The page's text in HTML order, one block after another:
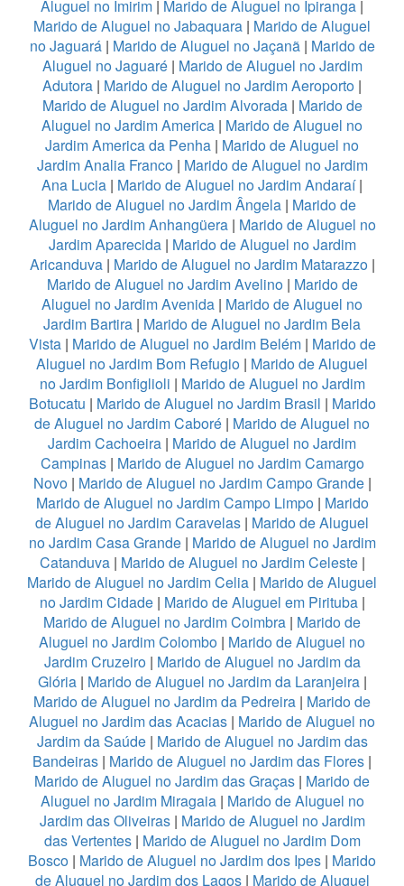
Aluguel no Imirim | Marido de Aluguel no Ipiranga |
Marido de Aluguel no Jabaquara | Marido de Aluguel
no Jaguará| Marido de Aluguel no Jaçanã| Marido de
Aluguel no Jaguaré| Marido de Aluguel no Jardim
Adutora | Marido de Aluguel no Jardim Aeroporto |
Marido de Aluguel no Jardim Alvorada| Marido de
Aluguel no Jardim America | Marido de Aluguel no
Jardim America da Penha | Marido de Aluguel no
Jardim Analia Franco| Marido de Aluguel no Jardim
Ana Lucia | Marido de Aluguel no Jardim Andaraí|
Marido de Aluguel no Jardim Ângela | Marido de
Aluguel no Jardim Anhangüera| Marido de Aluguel no
Jardim Aparecida| Marido de Aluguel no Jardim
Aricanduva| Marido de Aluguel no Jardim Matarazzo|
Marido de Aluguel no Jardim Avelino| Marido de
Aluguel no Jardim Avenida | Marido de Aluguel no
Jardim Bartira | Marido de Aluguel no Jardim Bela
Vista| Marido de Aluguel no Jardim Belém| Marido de
Aluguel no Jardim Bom Refugio | Marido de Aluguel
no Jardim Bonfiglioli | Marido de Aluguel no Jardim
Botucatu | Marido de Aluguel no Jardim Brasil | Marido
de Aluguel no Jardim Caboré | Marido de Aluguel no
Jardim Cachoeira | Marido de Aluguel no Jardim
Campinas| Marido de Aluguel no Jardim Camargo
Novo| Marido de Aluguel no Jardim Campo Grande|
Marido de Aluguel no Jardim Campo Limpo| Marido
de Aluguel no Jardim Caravelas | Marido de Aluguel
no Jardim Casa Grande| Marido de Aluguel no Jardim
Catanduva| Marido de Aluguel no Jardim Celeste|
Marido de Aluguel no Jardim Celia | Marido de Aluguel
no Jardim Cidade| Marido de Aluguel em Pirituba|
Marido de Aluguel no Jardim Coimbra | Marido de
Aluguel no Jardim Colombo | Marido de Aluguel no
Jardim Cruzeiro| Marido de Aluguel no Jardim da
Glória| Marido de Aluguel no Jardim da Laranjeira|
Marido de Aluguel no Jardim da Pedreira | Marido de
Aluguel no Jardim das Acacias | Marido de Aluguel no
Jardim da Saúde| Marido de Aluguel no Jardim das
Bandeiras | Marido de Aluguel no Jardim das Flores |
Marido de Aluguel no Jardim das Graças | Marido de
Aluguel no Jardim Miragaia| Marido de Aluguel no
Jardim das Oliveiras| Marido de Aluguel no Jardim
das Vertentes| Marido de Aluguel no Jardim Dom
Bosco | Marido de Aluguel no Jardim dos Ipes | Marido
de Aluguel no Jardim dos Lagos| Marido de Aluguel